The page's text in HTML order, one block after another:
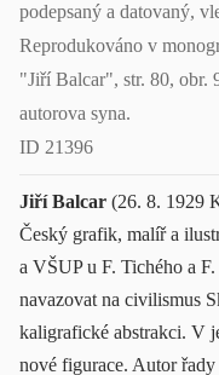
podepsaný a datovaný,
Reprodukováno v
"Jiří Balcar", str. 80, obr.
autorova syna.
ID 21396
Jiří Balcar (26. 8. 1929
Český grafik, malíř a
a VŠUP u F. Tichého a
navazovat na civilismus
kaligrafické abstrakci. V
nové figurace. Autor